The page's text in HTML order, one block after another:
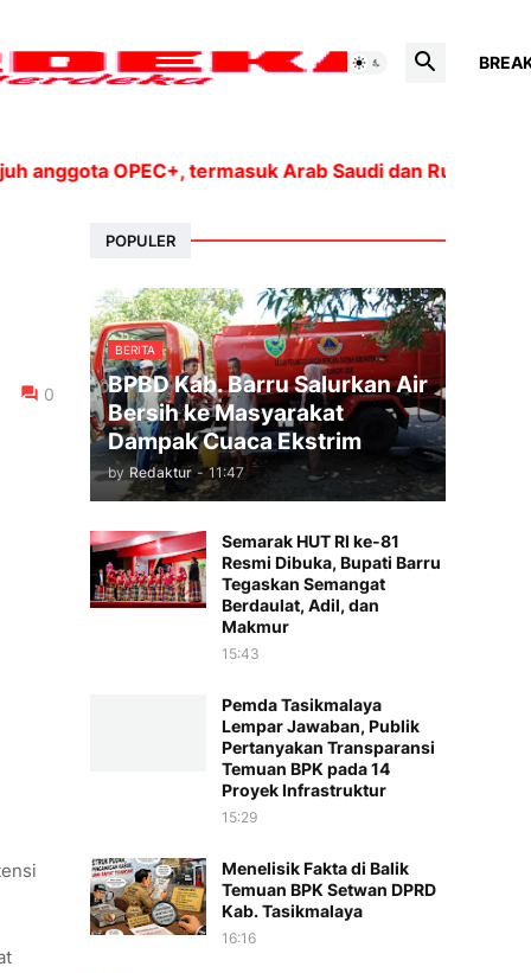
OPEC+, termasuk Arab Saudi dan Rusia, akan
0
POPULER
BERITA
BPBD Kab. Barru Salurkan Air
Bersih ke Masyarakat
Dampak Cuaca Ekstrim
by Redaktur - 11:47
Semarak HUT RI ke-81
Resmi Dibuka, Bupati Barru
Tegaskan Semangat
Berdaulat, Adil, dan
Makmur
15:43
Pemda Tasikmalaya
Lempar Jawaban, Publik
Pertanyakan Transparansi
Temuan BPK pada 14
Proyek Infrastruktur
15:29
Menelisik Fakta di Balik
Temuan BPK Setwan DPRD
Kab. Tasikmalaya
16:16